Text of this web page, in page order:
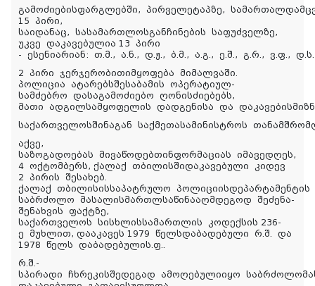
გამოძიებისფარგლებში, პირველეტაპზე,
15 პირი,
საიდანაც, სასამართლოსგანჩინების საფუძველზე,
უკვე დაკავებულია 13 პირი
- ესენიარიან: თ.მ., ა.ნ., დ.ჟ., ბ.მ., ა.გ., ე.შ., გ.რ., ვ.ფ.,
2 პირი ჯერჯერობითიმყოფება მიმალვაში.
პოლიცია ატარებსშესაბამის ოპერატიულ-
სამძებრო დასაგამოძიებო ღონისძიებებს,
მათი ადგილსამყოფელის დადგენისა და
საქართველოსშინაგან საქმეთასამინისტროს
აქვე,
საზოგადოებას მივაწოდებთინფორმაციას იმავედღეს,
4 ოქტომბერს, ქალაქ თბილისშიდაკავებული კიდევ
2 პირის შესახებ.
ქალაქ თბილისისსაპატრულო
საბრძოლო მასალისმართლსაწინააღმდეგოდ შეძენა-
შენახვის ფაქტზე,
საქართველოს სისხლისსამართლის კოდექსის 236-
ე მუხლით, დააკავეს 1979 წელსდაბადებული რ.შ. და
1978 წელს დაბადებულის.ფ..
რ.შ.-
სპირადი ჩხრეკისშედეგად ამოღებულიიყო